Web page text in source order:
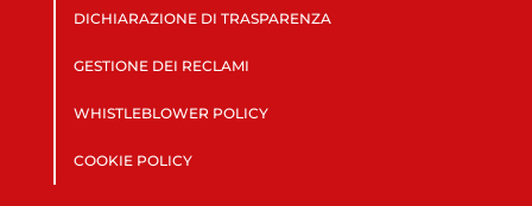
DICHIARAZIONE DI TRASPARENZA
GESTIONE DEI RECLAMI
WHISTLEBLOWER POLICY
COOKIE POLICY